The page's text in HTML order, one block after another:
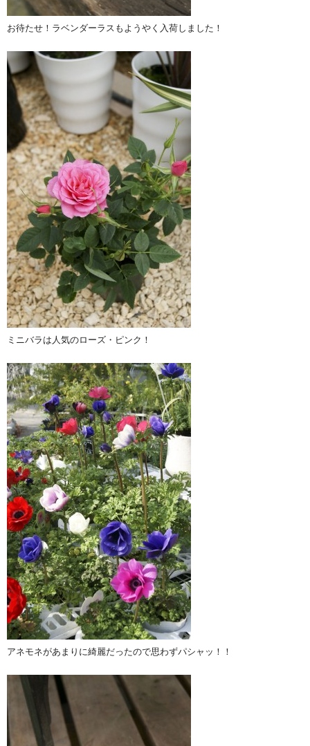
お待たせ！ラベンダーラスもようやく入荷しました！
ミニバラは人気のローズ・ピンク！
アネモネがあまりに綺麗だったので思わずパシャッ！！